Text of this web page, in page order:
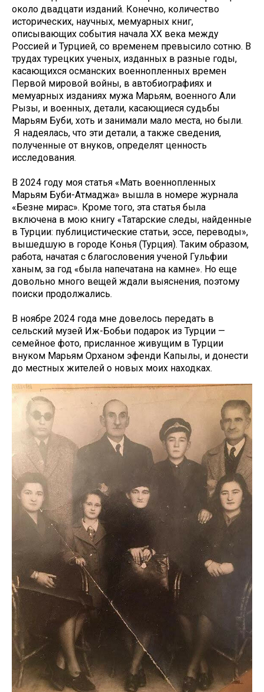
около двадцати изданий. Конечно, количество
исторических, научных, мемуарных книг,
описывающих события начала XX века между
Россией и Турцией, со временем превысило сотню. В
трудах турецких ученых, изданных в разные годы,
касающихся османских военнопленных времен
Первой мировой войны, в автобиографиях и
мемуарных изданиях мужа Марьям, военного Али
Рызы, и военных, детали, касающиеся судьбы
Марьям Буби, хоть и занимали мало места, но были.
Я надеялась, что эти детали, а также сведения,
полученные от внуков, определят ценность
исследования.
В 2024 году моя статья «Мать военнопленных
Марьям Буби-Атмаджа» вышла в номере журнала
«Безнең мирас». Кроме того, эта статья была
включена в мою книгу «Татарские следы, найденные
в Турции: публицистические статьи, эссе, переводы»,
вышедшую в городе Конья (Турция). Таким образом,
работа, начатая с благословения ученой Гульфии
ханым, за год «была напечатана на камне». Но еще
довольно много вещей ждали выяснения, поэтому
поиски продолжались.
В ноябре 2024 года мне довелось передать в
сельский музей Иж-Бобьи подарок из Турции —
семейное фото, присланное живущим в Турции
внуком Марьям Орханом эфенди Капылы, и донести
до местных жителей о новых моих находках.